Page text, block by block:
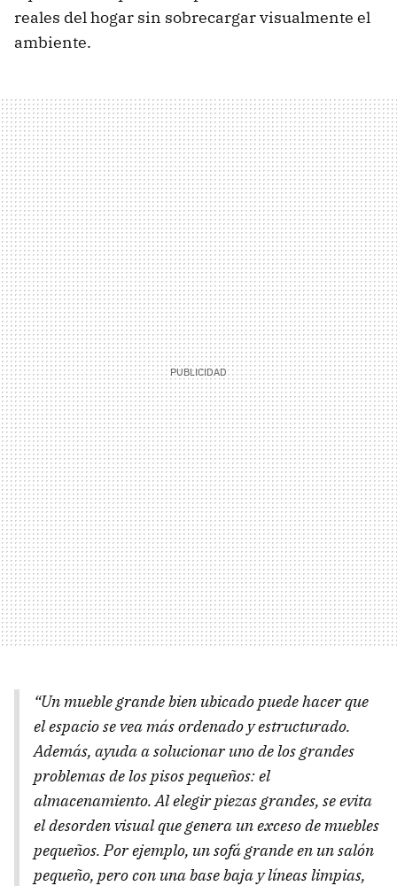
reales del hogar sin sobrecargar visualmente el
ambiente.
“Un mueble grande bien ubicado puede hacer que
el espacio se vea más ordenado y estructurado.
Además, ayuda a solucionar uno de los grandes
problemas de los pisos pequeños: el
almacenamiento. Al elegir piezas grandes, se evita
el desorden visual que genera un exceso de muebles
pequeños. Por ejemplo, un sofá grande en un salón
pequeño, pero con una base baja y líneas limpias,